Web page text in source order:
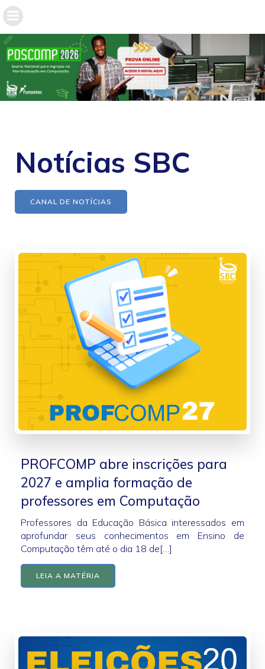
Notícias SBC
CANAL DE NOTÍCIAS
PROFCOMP abre inscrições para
2027 e amplia formação de
professores em Computação
Professores da Educação Básica interessados em
aprofundar seus conhecimentos em Ensino de
Computação têm até o dia 18 de[…]
LEIA A MATÉRIA